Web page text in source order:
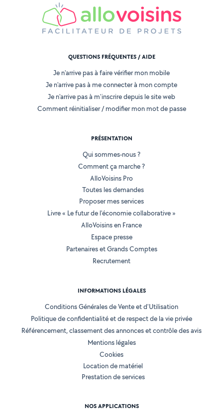
QUESTIONS FRÉQUENTES / AIDE
Je n'arrive pas à faire vérifier mon mobile
Je n'arrive pas à me connecter à mon compte
Je n'arrive pas à m'inscrire depuis le site web
Comment réinitialiser / modifier mon mot de passe
PRÉSENTATION
Qui sommes-nous ?
Comment ça marche ?
AlloVoisins Pro
Toutes les demandes
Proposer mes services
Livre « Le futur de l'économie collaborative »
AlloVoisins en France
Espace presse
Partenaires et Grands Comptes
Recrutement
INFORMATIONS LÉGALES
Conditions Générales de Vente et d'Utilisation
Politique de confidentialité et de respect de la vie privée
Référencement, classement des annonces et contrôle des avis
Mentions légales
Cookies
Location de matériel
Prestation de services
NOS APPLICATIONS